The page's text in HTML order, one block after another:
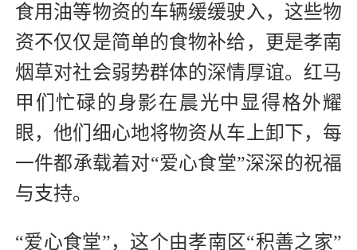
食用油等物资的车辆缓缓驶入，这些物
资不仅仅是简单的食物补给，更是孝南
烟草对社会弱势群体的深情厚谊。红马
甲们忙碌的身影在晨光中显得格外耀
眼，他们细心地将物资从车上卸下，每
一件都承载着对“爱心食堂”深深的祝福
与支持。
“爱心食堂”，这个由孝南区“积善之家”